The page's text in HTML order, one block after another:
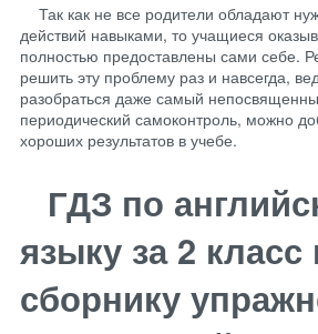
Так как не все родители обладают
действий навыками, то учащиеся
полностью предоставлены сами себе.
решить эту проблему раз и навсегда,
разобраться даже самый
периодический самоконтроль, можно
хороших результатов в учебе.
ГДЗ по
языку за 2 класс
сборнику